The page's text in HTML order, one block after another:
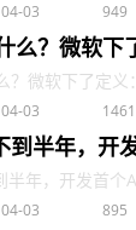
04-03 949
么？微软
？微软下了定
04-03 1461
到半年，开
半年，开发首
04-03 895